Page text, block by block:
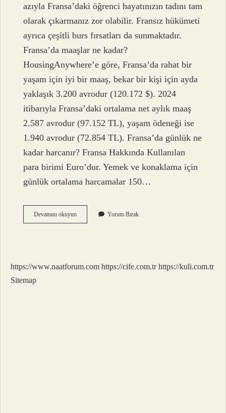
azıyla Fransa’daki öğrenci hayatınızın tadını tam
olarak çıkarmanız zor olabilir. Fransız hükümeti
ayrıca çeşitli burs fırsatları da sunmaktadır.
Fransa’da maaşlar ne kadar?
HousingAnywhere’e göre, Fransa’da rahat bir
yaşam için iyi bir maaş, bekar bir kişi için ayda
yaklaşık 3.200 avrodur (120.172 $). 2024
itibarıyla Fransa’daki ortalama net aylık maaş
2.587 avrodur (97.152 TL), yaşam ödeneği ise
1.940 avrodur (72.854 TL). Fransa’da günlük ne
kadar harcanır? Fransa Hakkında Kullanılan
para birimi Euro’dur. Yemek ve konaklama için
günlük ortalama harcamalar 150…
Devamını okuyunFransada
Hayat
Yorum Bırak
https://www.naatforum.com https://cife.com.tr https://kuli.com.tr
Sitemap